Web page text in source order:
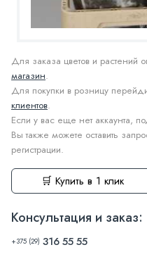
Для заказа цветов и растений
магазин.
Для покупки в розницу
клиентов.
Если у вас еще нет аккаунта,
Вы также можете оставить
регистрации.
🛒 Купить в 1 клик
Консультация и заказ:
+375 (29) 316 55 55